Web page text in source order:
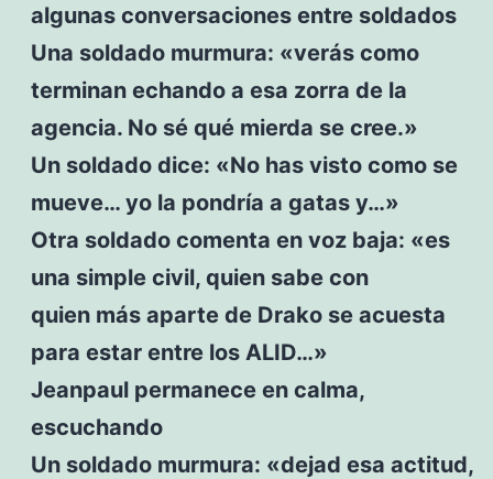
algunas conversaciones entre soldados
Una soldado murmura: «verás como
terminan echando a esa zorra de la
agencia. No sé qué mierda se cree.»
Un soldado dice: «No has visto como se
mueve… yo la pondría a gatas y…»
Otra soldado comenta en voz baja: «es
una simple civil, quien sabe con
quien más aparte de Drako se acuesta
para estar entre los ALID…»
Jeanpaul permanece en calma,
escuchando
Un soldado murmura: «dejad esa actitud,